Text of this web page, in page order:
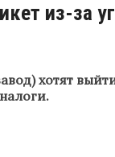
из-за
хотят